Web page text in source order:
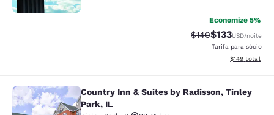
Economize 5%
Tarifa anterior
$140Tarifa com
$133USD/noite
Tarifa para sócio
Exibir
$149 total
Country Inn & Suites by Radisson,
Country Inn & Suites by Radisson, Tinley
Park, IL